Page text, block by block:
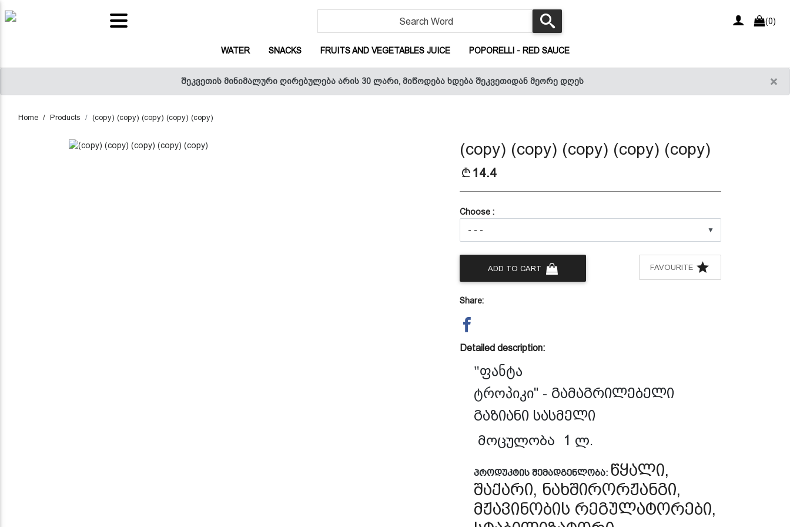
×
შეკვეთის მინიმალური ღირებულება არის 30 ლარი, მიწოდება ხდება შეკვეთიდან მეორე დღეს
FRUITS AND VEGETABLES JUICE
POPORELLI - RED SAUCE(CURRENT)
(0)
WATER(CURRENT)
SNACKS(CURRENT)
FRUITS AND VEGETABLES JUICE(CURRENT)
POPORELLI - RED SAUCE(CURRENT)
Home Products (copy) (copy) (copy) (copy) (copy)
(copy) (copy) (copy) (copy) (copy)
14.4
Choose :
▼
ADD TO CART FAVOURITE
Share:
Detailed description:
"ფანტა
ტროპიკი" - გამაგრილებელი
გაზიანი სასმელი
მოცულობა 1 ლ.
პროდუკტის შემადგენლობა: წყალი,
შაქარი, ნახშირორჟანგი,
მჟავინობის რეგულატორები,